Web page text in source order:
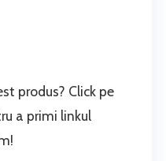
produs? Click pe
a primi linkul